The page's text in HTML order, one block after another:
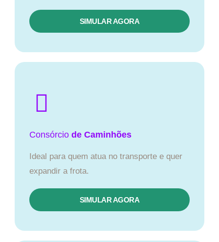
SIMULAR AGORA
Consórcio de Caminhões
Ideal para quem atua no transporte e quer
expandir a frota.
SIMULAR AGORA